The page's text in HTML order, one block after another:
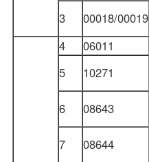
3 00018/00019
4 06011
5
10271
6 08643
7 08644